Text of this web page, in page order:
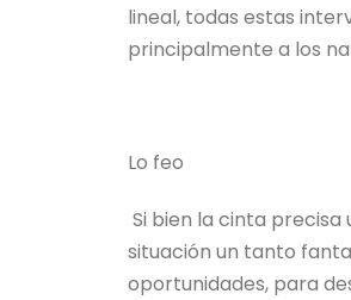
lineal, todas estas
principalmente a los
Lo feo
Si bien la cinta
situación un tanto
oportunidades, para